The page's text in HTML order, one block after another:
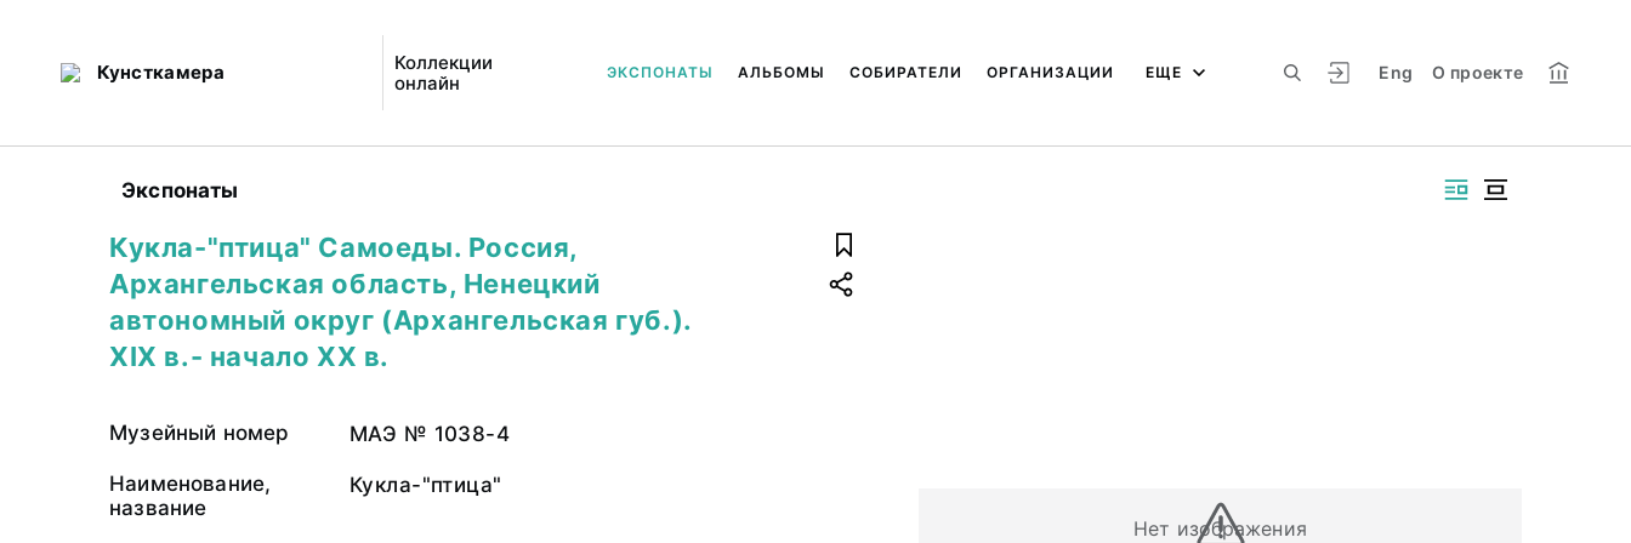
Кунсткамера
Коллекции
онлайн
Eng О проекте
ЭКСПОНАТЫ АЛЬБОМЫ СОБИРАТЕЛИ ОРГАНИЗАЦИИ ЕЩЕ
Экспонаты
Нет изображения
Кукла-"птица" Самоеды. Россия,
Архангельская область, Ненецкий
автономный округ (Архангельская губ.).
XIX в.- начало XX в.
Музейный номер МАЭ № 1038-4
Наименование,
название
Кукла-"птица"